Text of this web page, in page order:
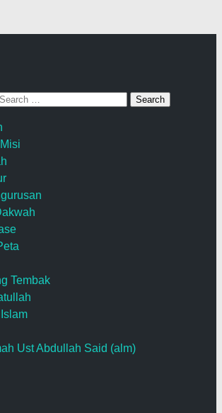
Tembak
Ust Abdullah Said (alm)